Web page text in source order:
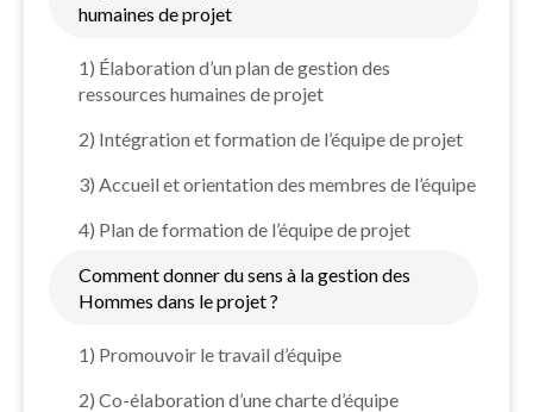
humaines de projet
1) Élaboration d’un plan de gestion des
ressources humaines de projet
2) Intégration et formation de l’équipe de projet
3) Accueil et orientation des membres de l’équipe
4) Plan de formation de l’équipe de projet
Comment donner du sens à la gestion des
Hommes dans le projet ?
1) Promouvoir le travail d’équipe
2) Co-élaboration d’une charte d’équipe